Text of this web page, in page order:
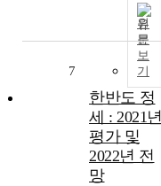
원
문
보
기
7
한반도 정
세 : 2021
평가 및
2022년 전
망